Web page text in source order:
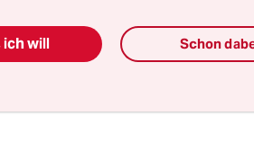
ich will Schon